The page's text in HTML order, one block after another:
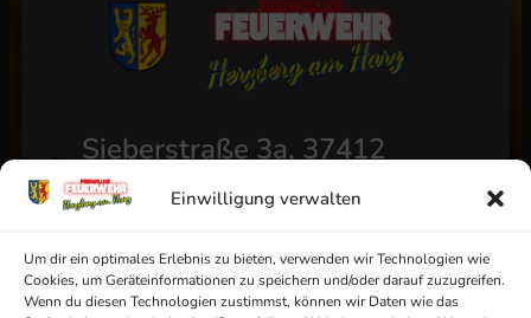
Einwilligung verwalten
Um dir ein optimales Erlebnis zu bieten, verwenden wir Technologien wie
Cookies, um Geräteinformationen zu speichern und/oder darauf zuzugreifen.
Wenn du diesen Technologien zustimmst, können wir Daten wie das
Sieberstraße 3a, 37412
Herzberg am Harz
info@ff-herzberg.de